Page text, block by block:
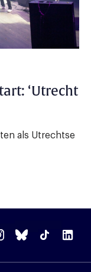
‘Utrecht
als Utrechtse